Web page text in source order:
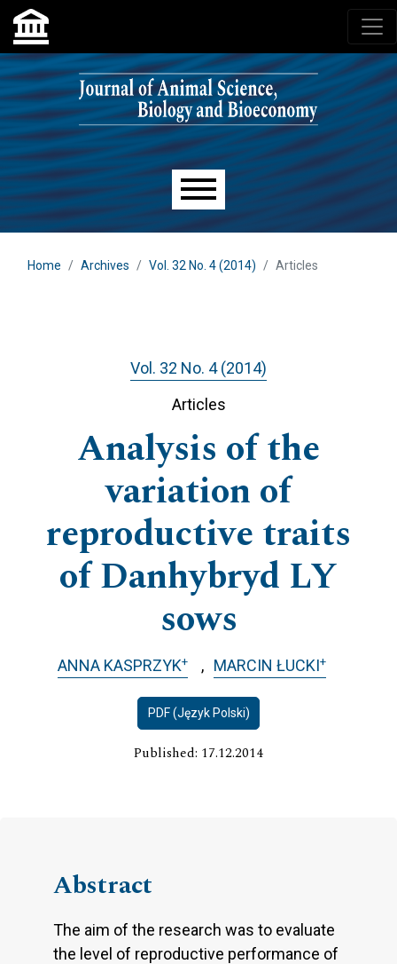
Skip to main navigation menu
Skip to main content
Skip to site footer
Main menu
Home Archives Vol. 32 No. 4 (2014) Articles
Vol. 32 No. 4 (2014)
Articles
Analysis of the
variation of
reproductive traits
of Danhybryd LY
sows
ANNA KASPRZYK+ MARCIN ŁUCKI+
PDF (Język Polski)
Published: 17.12.2014
Abstract
The aim of the research was to evaluate
the level of reproductive performance of